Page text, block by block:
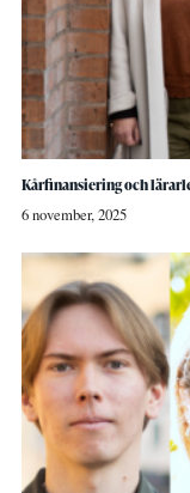
Kårfinansiering och
6 november, 2025